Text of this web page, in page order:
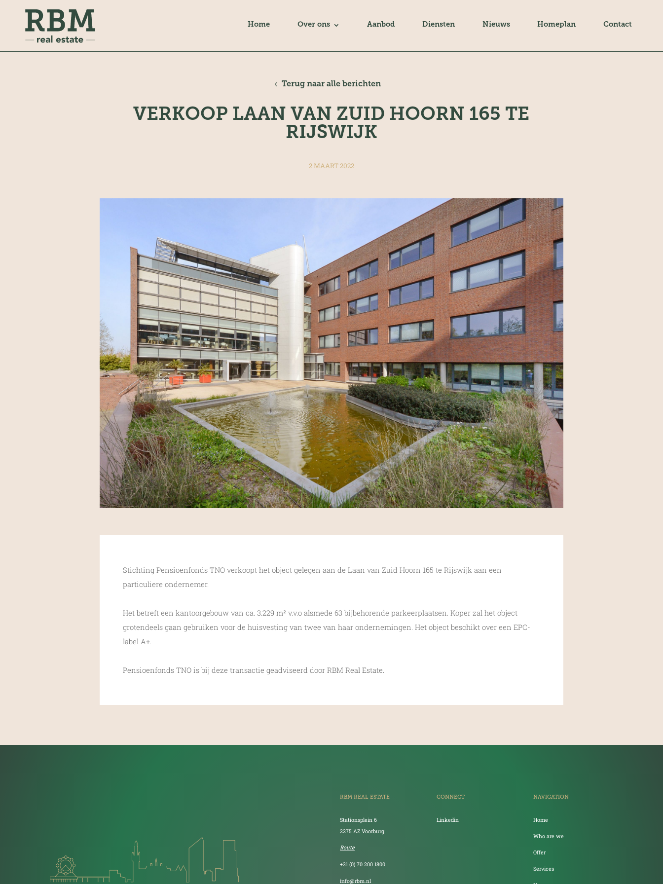
Home Over ons Aanbod Diensten Nieuws Homeplan Contact
Terug naar alle berichten
VERKOOP LAAN VAN ZUID HOORN 165 TE
RIJSWIJK
2 MAART 2022
Stichting Pensioenfonds TNO verkoopt het object gelegen aan de Laan van Zuid Hoorn 165 te Rijswijk aan een
particuliere ondernemer.
Het betreft een kantoorgebouw van ca. 3.229 m² v.v.o alsmede 63 bijbehorende parkeerplaatsen. Koper zal het object
grotendeels gaan gebruiken voor de huisvesting van twee van haar ondernemingen. Het object beschikt over een EPC-
label A+.
Pensioenfonds TNO is bij deze transactie geadviseerd door RBM Real Estate.
RBM REAL ESTATE
Stationsplein 6
2275 AZ Voorburg
Route
+31 (0) 70 200 1800
info@rbm.nl
CONNECT
Linkedin
NAVIGATION
Home
Who are we
Offer
Services